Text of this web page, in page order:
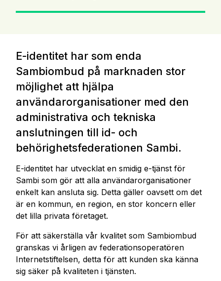
E-identitet har som enda
Sambiombud på marknaden stor
möjlighet att hjälpa
användarorganisationer med den
administrativa och tekniska
anslutningen till id- och
behörighetsfederationen Sambi.
E-identitet har utvecklat en smidig e-tjänst för
Sambi som gör att alla användarorganisationer
enkelt kan ansluta sig. Detta gäller oavsett om det
är en kommun, en region, en stor koncern eller
det lilla privata företaget.
För att säkerställa vår kvalitet som Sambiombud
granskas vi årligen av federationsoperatören
Internetstiftelsen, detta för att kunden ska känna
sig säker på kvaliteten i tjänsten.